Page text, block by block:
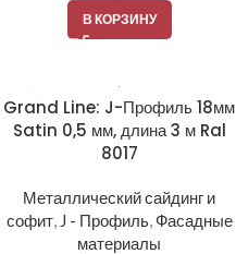
В КОРЗИНУ
Grand Line: J-Профиль 18мм
Satin 0,5 мм, длина 3 м Ral
8017
Металлический сайдинг и
софит, J - Профиль, Фасадные
материалы